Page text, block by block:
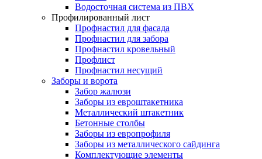
Водосточная система из ПВХ
Профилированный лист
Профнастил для фасада
Профнастил для забора
Профнастил кровельный
Профлист
Профнастил несущий
Заборы и ворота
Забор жалюзи
Заборы из евроштакетника
Металлический штакетник
Бетонные столбы
Заборы из европрофиля
Заборы из металлического сайдинга
Комплектующие элементы